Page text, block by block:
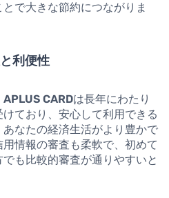
で大きな節約につながりま
利便性
APLUS CARDは長年にわたり
ており、安心して利用できる
なたの経済生活がより豊かで
情報の審査も柔軟で、初めて
も比較的審査が通りやすいと